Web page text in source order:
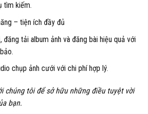
tìm kiếm.
– tiện ích đầy đủ
đăng tải album ảnh và đăng bài hiệu quả với
chụp ảnh cưới với chi phí hợp lý.
chúng tôi để sở hữu những điều tuyệt vời
bạn.